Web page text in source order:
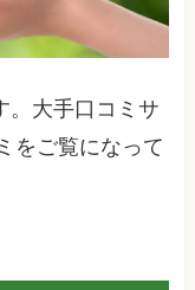
。大手口コミサ
をご覧になって